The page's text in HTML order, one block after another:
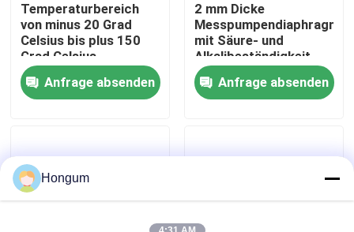
Neuigkeiten
Rechtssachen
Gummimembrandichtungen
Ventil-Gummimembran
Temperaturbereich
von minus 20 Grad
Celsius bis plus 150
Grad Celsius
Membranmesspumpe,
die eine Lebensdauer
von 1000000 Mal für
Anfrage absenden
2 mm Dicke
Messpumpendiaphragma
mit Säure- und
Alkalibeständigkeit
und langen
Lebensdauer
Anfrage absenden
Hongum